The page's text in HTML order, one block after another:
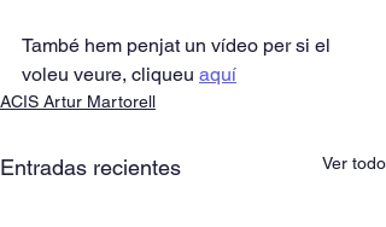
També hem penjat un vídeo per si el
voleu veure, cliqueu aquí
ACIS Artur Martorell
Entradas recientes Ver todo